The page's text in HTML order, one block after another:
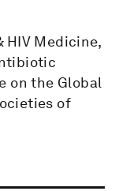
HIV Medicine,
on the Global
of